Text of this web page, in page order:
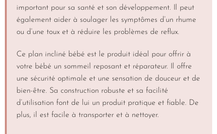
important pour sa santé et son développement. Il peut
également aider à soulager les symptômes d’un rhume
ou d’une toux et à réduire les problèmes de reflux.
Ce plan incliné bébé est le produit idéal pour offrir à
votre bébé un sommeil reposant et réparateur. Il offre
une sécurité optimale et une sensation de douceur et de
bien-être. Sa construction robuste et sa facilité
d’utilisation font de lui un produit pratique et fiable. De
plus, il est facile à transporter et à nettoyer.